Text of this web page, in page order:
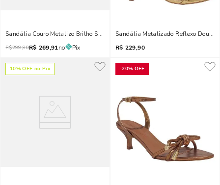
Sandália Couro Metalizo Brilho Strass Salto Taça Dourada
R$299,90R$ 269,91no Pix
Sandália Metalizado Reflexo
R$ 229,90
10% OFF no Pix -20% OFF